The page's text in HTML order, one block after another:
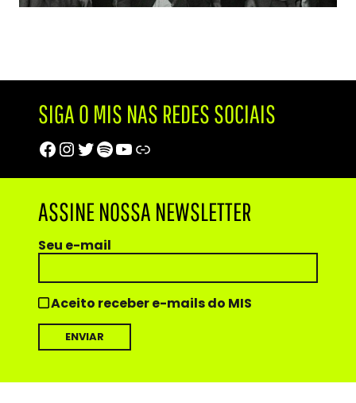
SIGA O MIS NAS REDES SOCIAIS
Facebook
Instagram
Twitter
Spotify
Youtube
Trip Advisor
ASSINE NOSSA NEWSLETTER
Seu e-mail
Aceito receber e-mails do MIS